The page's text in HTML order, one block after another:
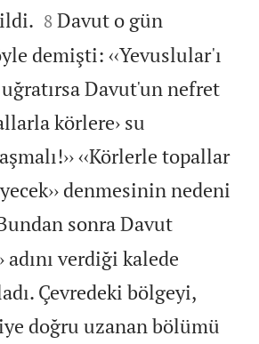


8 Davut o gün
demişti: ‹‹Yevuslular'ı
Davut'un nefret
körlere› su
‹‹Körlerle topallar
denmesinin nedeni
sonra Davut
adını verdiği kalede
Çevredeki bölgeyi,
doğru uzanan bölümü